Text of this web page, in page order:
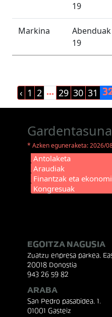
19
Markina
Abenduak
19
‹ 1 2 ... 29 30 31
Gardentasuna
* Azken eguneraketa: 2026/
Antolaketa
Araudiak
Finantzak eta
Kongresuak
EGOITZA NAGUSIA
Zuatzu enpresa parkea,
20018 Donostia
943 26 59 82
ARABA
San Pedro pasabidea, 1.
01001 Gasteiz